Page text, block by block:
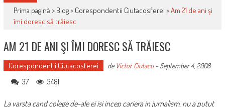
Prima pagină > Blog> Corespondentii Ciutacosferei >Am 21 de ani şi
îmi doresc să trăiesc
AM 21 DE ANI ŞI ÎMI DORESC SĂ TRĂIESC
Corespondentii Ciutacosferei de Victor Ciutacu- September 4, 2008
37 3481
La varsta cand colege de-ale ei isi incep cariera in jurnalism, nu a putut